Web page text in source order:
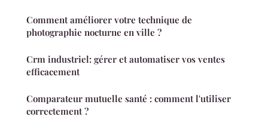
Comment améliorer votre technique de
photographie nocturne en ville ?
Crm industriel: gérer et automatiser vos ventes
efficacement
Comparateur mutuelle santé : comment l'utiliser
correctement ?